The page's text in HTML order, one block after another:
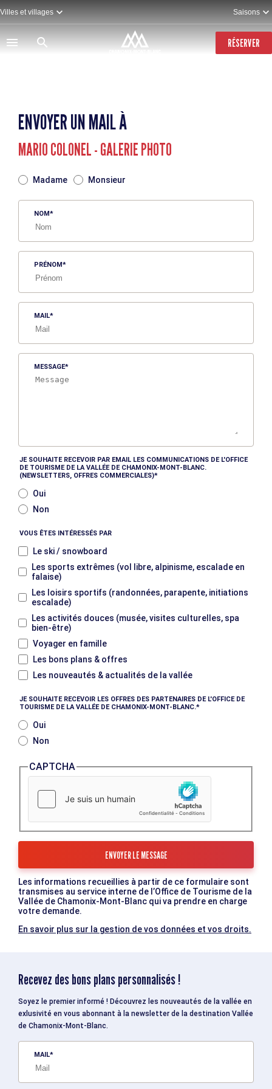
Aller
au
contenu
principal
Villes et villages Saisons
RÉSERVER
ENVOYER UN MAIL À
MARIO COLONEL - GALERIE PHOTO
Madame Monsieur
NOM
PRÉNOM
MAIL
MESSAGE
JE SOUHAITE RECEVOIR PAR EMAIL LES COMMUNICATIONS DE L'OFFICE
DE TOURISME DE LA VALLÉE DE CHAMONIX-MONT-BLANC.
(NEWSLETTERS, OFFRES COMMERCIALES)
Oui
Non
VOUS ÊTES INTÉRESSÉS PAR
Le ski / snowboard
Les sports extrêmes (vol libre, alpinisme, escalade en
falaise)
Les loisirs sportifs (randonnées, parapente, initiations
escalade)
Les activités douces (musée, visites culturelles, spa
bien-être)
Voyager en famille
Les bons plans & offres
Les nouveautés & actualités de la vallée
JE SOUHAITE RECEVOIR LES OFFRES DES PARTENAIRES DE L'OFFICE DE
TOURISME DE LA VALLÉE DE CHAMONIX-MONT-BLANC.
Oui
Non
CAPTCHA
Les informations recueillies à partir de ce formulaire sont
transmises au service interne de l’Office de Tourisme de la
Vallée de Chamonix-Mont-Blanc qui va prendre en charge
votre demande.
En savoir plus sur la gestion de vos données et vos droits.
Recevez des bons plans personnalisés !
Soyez le premier informé ! Découvrez les nouveautés de la vallée en
exlusivité en vous abonnant à la newsletter de la destination Vallée
de Chamonix-Mont-Blanc.
MAIL